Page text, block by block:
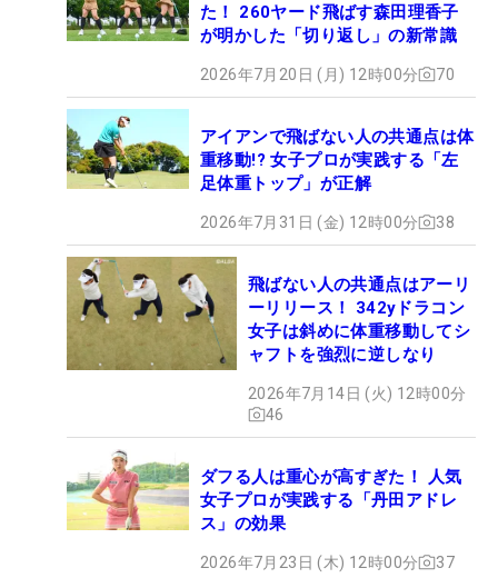
た！ 260ヤード飛ばす森田理香子
が明かした「切り返し」の新常識
2026年7月20日 (月) 12時00分 70
アイアンで飛ばない人の共通点は体
重移動!? 女子プロが実践する「左
足体重トップ」が正解
2026年7月31日 (金) 12時00分 38
飛ばない人の共通点はアーリ
ーリリース！ 342yドラコン
女子は斜めに体重移動してシ
ャフトを強烈に逆しなり
2026年7月14日 (火) 12時00分
46
ダフる人は重心が高すぎた！ 人気
女子プロが実践する「丹田アドレ
ス」の効果
2026年7月23日 (木) 12時00分 37